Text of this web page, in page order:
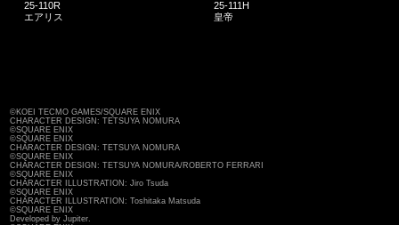
25-110R
エアリス
25-111H
皇帝
©KOEI TECMO GAMES/SQUARE ENIX
CHARACTER DESIGN: TETSUYA NOMURA
©SQUARE ENIX
©SQUARE ENIX
CHARACTER DESIGN: TETSUYA NOMURA
©SQUARE ENIX
CHARACTER DESIGN: TETSUYA NOMURA/ROBERTO FERRARI
©SQUARE ENIX
CHARACTER ILLUSTRATION: Jiro Tsuda
©SQUARE ENIX
CHARACTER ILLUSTRATION: Toshitaka Matsuda
©SQUARE ENIX
Developed by Jupiter.